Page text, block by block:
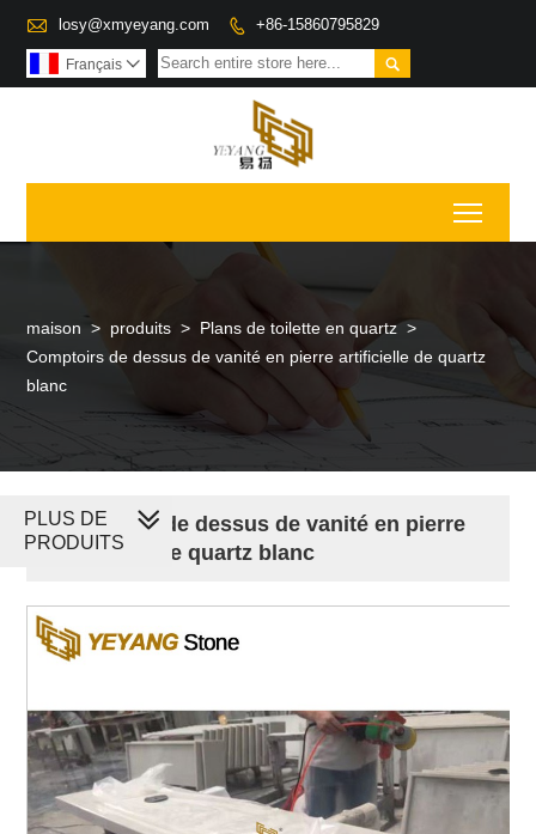
 losy@xmyeyang.com  +86-15860795829

Français 
maison > produits > Plans de toilette en quartz >
Comptoirs de dessus de vanité en pierre artificielle de quartz
blanc
Comptoirs de dessus de vanité en pierre
artificielle de quartz blanc
PLUS DE
PRODUITS